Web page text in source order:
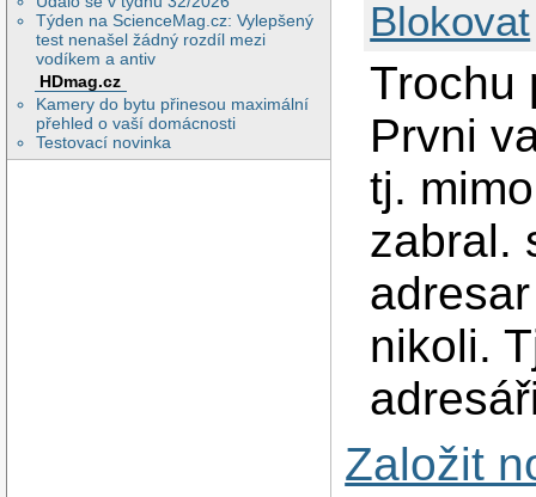
Týden na ScienceMag.cz: Vylepšený
test nenašel žádný rozdíl mezi
vodíkem a antiv
HDmag.cz
Kamery do bytu přinesou maximální
přehled o vaší domácnosti
Testovací novinka
Blokovat
Trochu
Prvni
tj.
zabral.
nikoli.
Založit